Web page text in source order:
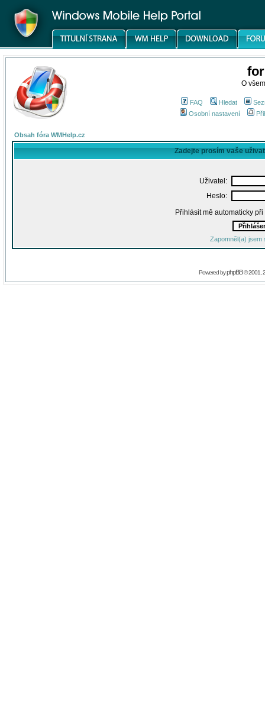
O
FAQ Hledat
Osobní nastavení
Obsah fóra WMHelp.cz
Zadejte prosím vaše
Uživatel:
Heslo:
Přihlásit mě automaticky
Zapomněl(a) jsem
Powered byphpBB© 2001,